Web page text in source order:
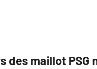
des maillot PSG